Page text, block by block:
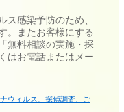
ス感染予防のため、
。またお客様にする
無料相談の実施・探
はお電話またはメー
ウィルス、探偵調査、ご